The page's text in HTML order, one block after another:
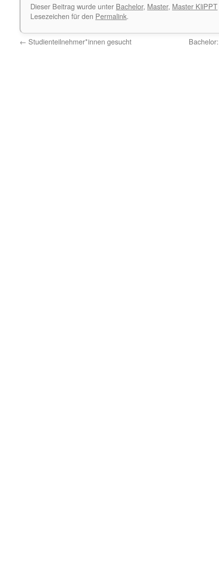
Dieser Beitrag wurde unter Bachelor, Master, Master KliPPT
Lesezeichen für den Permalink.
← Studienteilnehmer*innen gesucht